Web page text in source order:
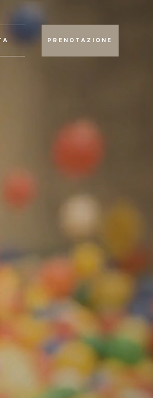
PRENOTAZIONE